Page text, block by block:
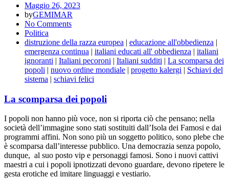
Maggio 26, 2023
byGEMIMAR
No Comments
Politica
distruzione della razza europea | educazione all'obbedienza |
emergenza continua | italiani educati all' obbedienza | italiani
ignoranti | Italiani pecoroni | Italiani sudditi | La scomparsa dei
popoli | nuovo ordine mondiale | progetto kalergi | Schiavi del
sistema | schiavi felici
La scomparsa dei popoli
I popoli non hanno più voce, non si riporta ciò che pensano; nella
società dell’immagine sono stati sostituiti dall’Isola dei Famosi e dai
programmi affini. Non sono più un soggetto politico, sono plebe che
è scomparsa dall’interesse pubblico. Una democrazia senza popolo,
dunque, al suo posto vip e personaggi famosi. Sono i nuovi cattivi
maestri a cui i popoli ipnotizzati devono guardare, devono ripetere le
gesta erotiche ed imitare linguaggi e vestiario.